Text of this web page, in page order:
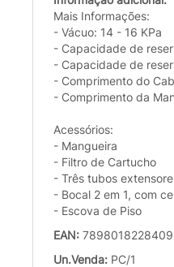
Mais Informações:
- Vácuo: 14 - 16 KPa
- Capacidade de
- Capacidade de
- Comprimento do
- Comprimento da
Acessórios:
- Mangueira
- Filtro de Cartucho
- Três tubos
- Bocal 2 em 1, com
- Escova de Piso
EAN: 7898018228409
Un.Venda: PC/1